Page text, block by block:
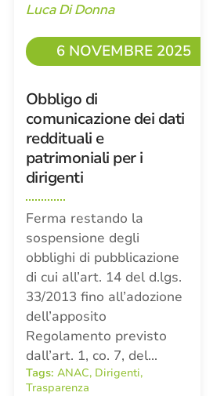
Luca Di Donna
6 NOVEMBRE 2025
Obbligo di
comunicazione dei dati
reddituali e
patrimoniali per i
dirigenti
Ferma restando la
sospensione degli
obblighi di pubblicazione
di cui all’art. 14 del d.lgs.
33/2013 fino all’adozione
dell’apposito
Regolamento previsto
dall’art. 1, co. 7, del…
Tags: ANAC, Dirigenti,
Trasparenza